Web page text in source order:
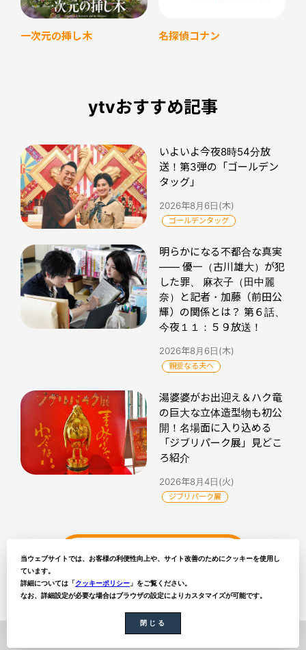
一次元の挿し木 名探偵コナン
ytvおすすめ記事
いよいよ今夜8時54分放
送！第3弾の「ゴールデン
タッグ」
2026年8月6日(木)
ゴールデンタッグ
明らかになる不都合な真実
―― 優一（古川雄大）が犯
した罪、 麻衣子（田中麗
奈）と記者・加藤（前田公
輝）の関係とは？ 第６話、
今夜１１：５９放送！
2026年8月6日(木)
親愛なる夫へ
湯婆婆がお出迎え＆ハク竜
の巨大な立体造型物も初公
開！名場面に入り込める
「ジブリパーク展」見どこ
ろ紹介
2026年8月4日(火)
ジブリパーク展
ytvトピックス記事一覧
当ウェブサイトでは、お客様の利便性向上や、サイト改善のためにクッキーを使用し
ています。
詳細については「クッキーポリシー 」をご覧ください。
なお、詳細設定が必要な場合はブラウザの設定によりカスタマイズが可能です。
閉じる